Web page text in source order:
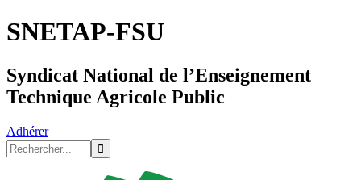
SNETAP-FSU
Syndicat National de l’Enseignement
Technique Agricole Public
Adhérer